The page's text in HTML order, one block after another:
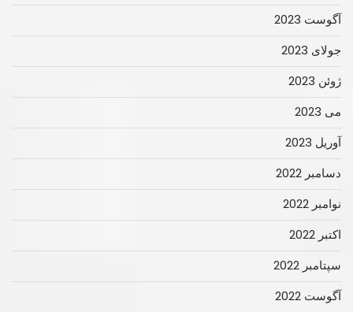
آگوست 2023
جولای 2023
ژوئن 2023
می 2023
آوریل 2023
دسامبر 2022
نوامبر 2022
اکتبر 2022
سپتامبر 2022
آگوست 2022